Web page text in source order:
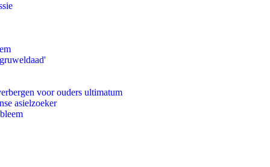
voor ouders ultimatum
asielzoeker